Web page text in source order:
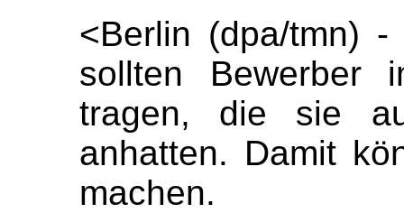
<Berlin (dpa/tmn) -
sollten Bewerber
tragen, die sie
anhatten. Damit
machen.